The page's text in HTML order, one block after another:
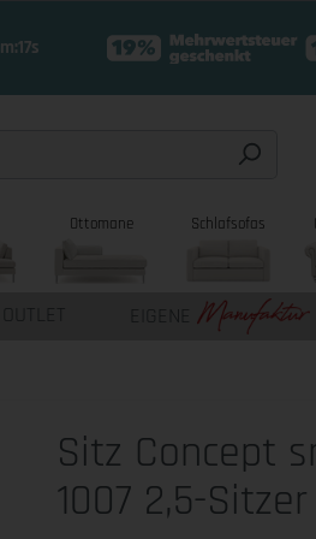
Ottomane Schlafsofas
OUTLET EIGENE
Sitz Concept
1007 2,5-